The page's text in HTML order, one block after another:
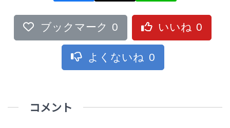
ブックマーク 0 いいね 0
よくないね 0
コメント